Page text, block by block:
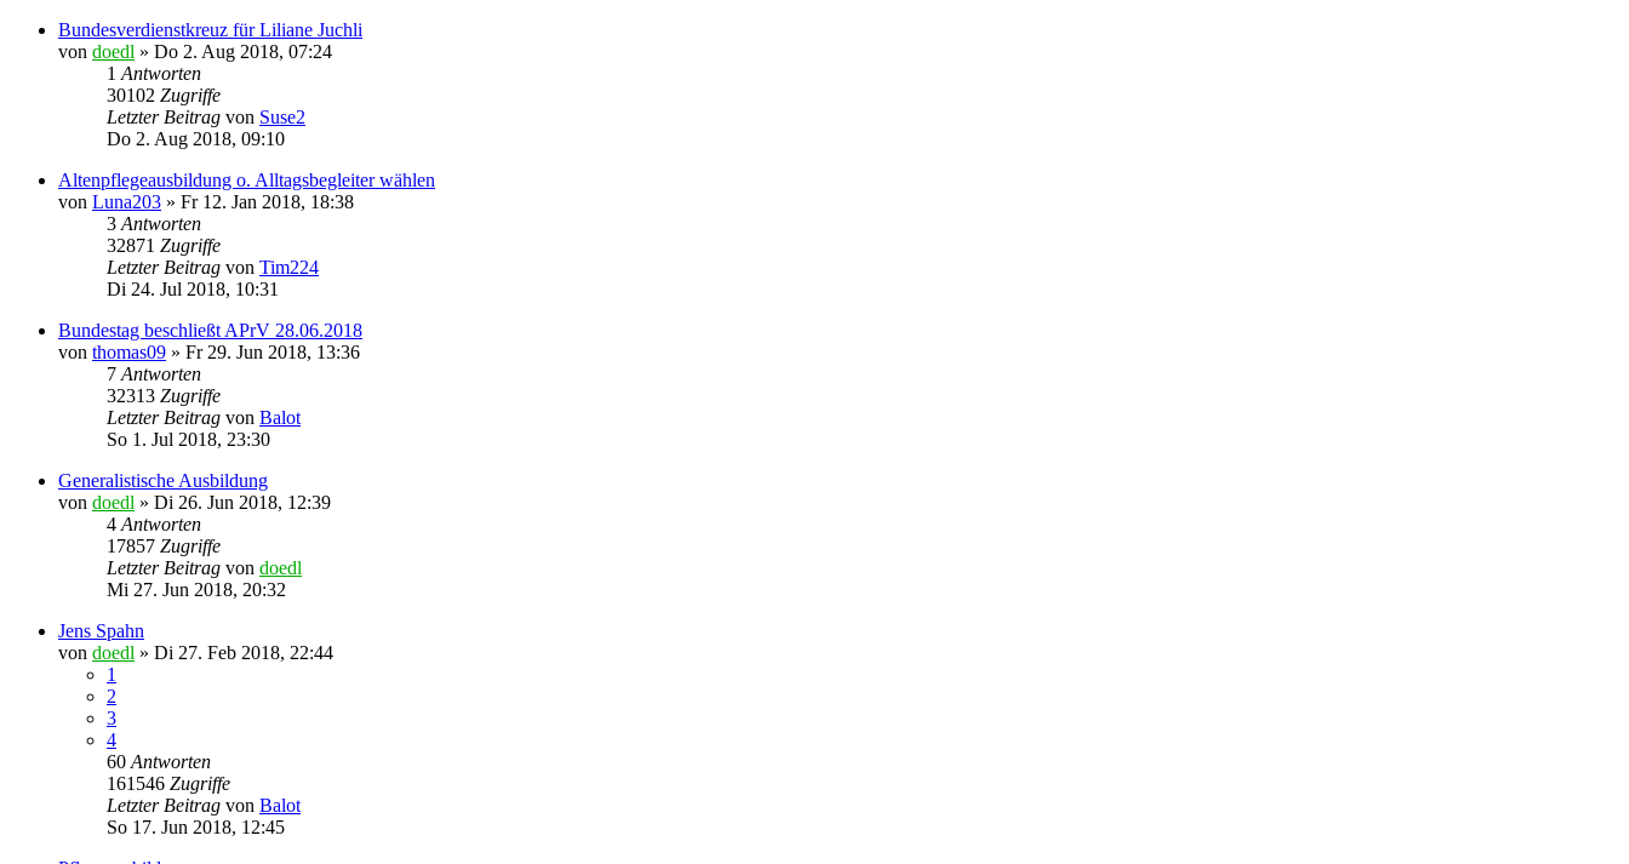
Bundesverdienstkreuz für Liliane Juchli
von doedl » Do 2. Aug 2018, 07:24
1 Antworten
30102 Zugriffe
Letzter Beitrag von Suse2
Do 2. Aug 2018, 09:10
Altenpflegeausbildung o. Alltagsbegleiter wählen
von Luna203 » Fr 12. Jan 2018, 18:38
3 Antworten
32871 Zugriffe
Letzter Beitrag von Tim224
Di 24. Jul 2018, 10:31
Bundestag beschließt APrV 28.06.2018
von thomas09 » Fr 29. Jun 2018, 13:36
7 Antworten
32313 Zugriffe
Letzter Beitrag von Balot
So 1. Jul 2018, 23:30
Generalistische Ausbildung
von doedl » Di 26. Jun 2018, 12:39
4 Antworten
17857 Zugriffe
Letzter Beitrag von doedl
Mi 27. Jun 2018, 20:32
Jens Spahn
von doedl » Di 27. Feb 2018, 22:44
1
2
3
4
60 Antworten
161546 Zugriffe
Letzter Beitrag von Balot
So 17. Jun 2018, 12:45